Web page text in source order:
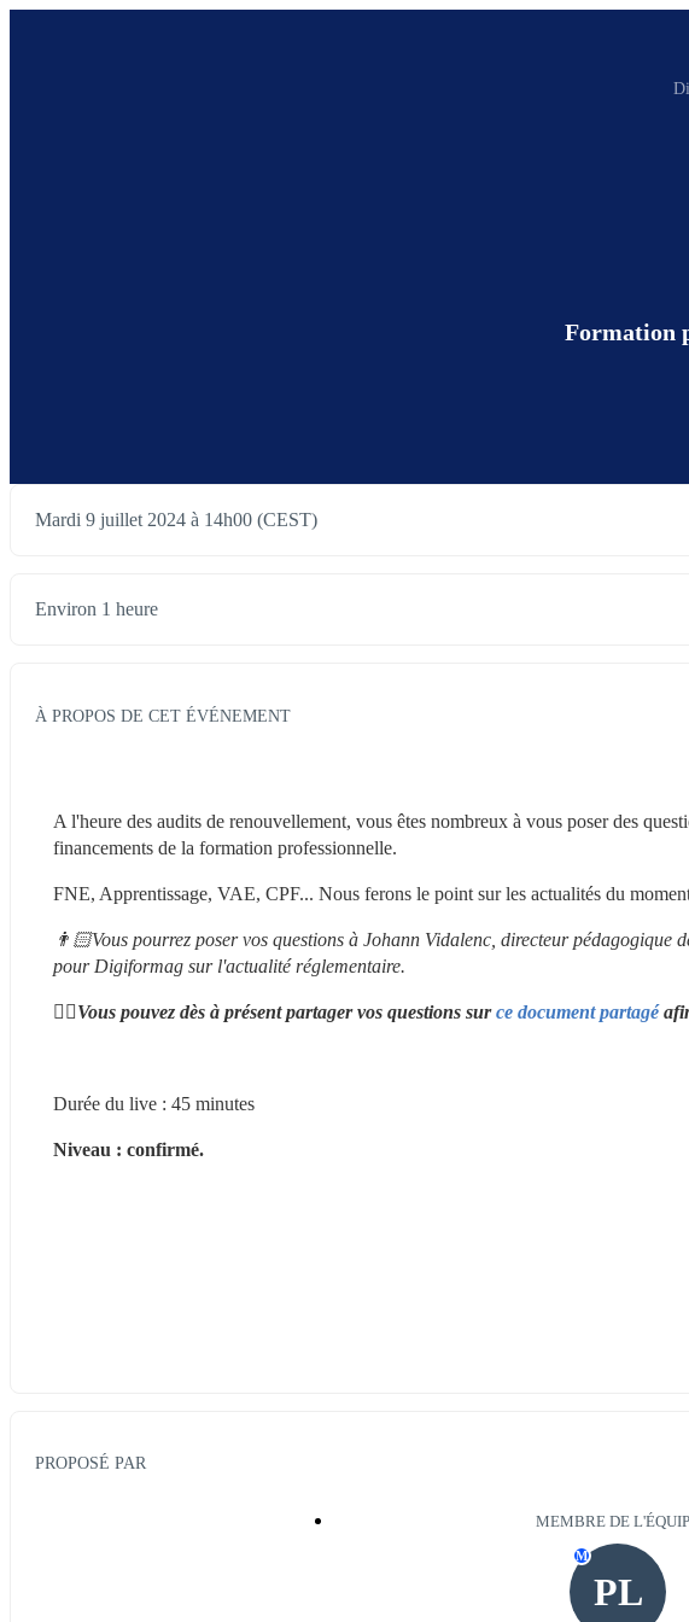
Formation
Mardi 9 juillet 2024 à 14h00 (CEST)
Environ 1 heure
À PROPOS DE CET ÉVÉNEMENT
A l'heure des audits de renouvellement, vous êtes nombreux à vous poser des
financements de la formation professionnelle.
FNE, Apprentissage, VAE, CPF... Nous ferons le point sur les actualités du
👨🏻Vous pourrez poser vos questions à Johann Vidalenc, directeur
pour Digiformag sur l'actualité réglementaire.
✍🏻Vous pouvez dès à présent partager vos questions sur ce document partagé
Durée du live : 45 minutes
Niveau : confirmé.
PROPOSÉ PAR
MEMBRE DE
PL
M